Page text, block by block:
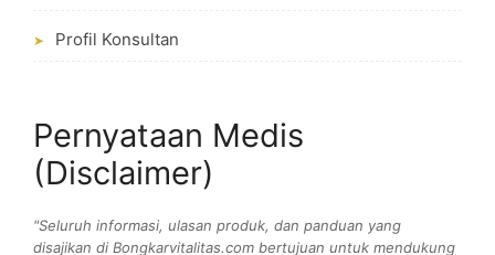
➤ Profil Konsultan
Pernyataan Medis
(Disclaimer)
"Seluruh informasi, ulasan produk, dan panduan yang
disajikan di Bongkarvitalitas.com bertujuan untuk mendukung